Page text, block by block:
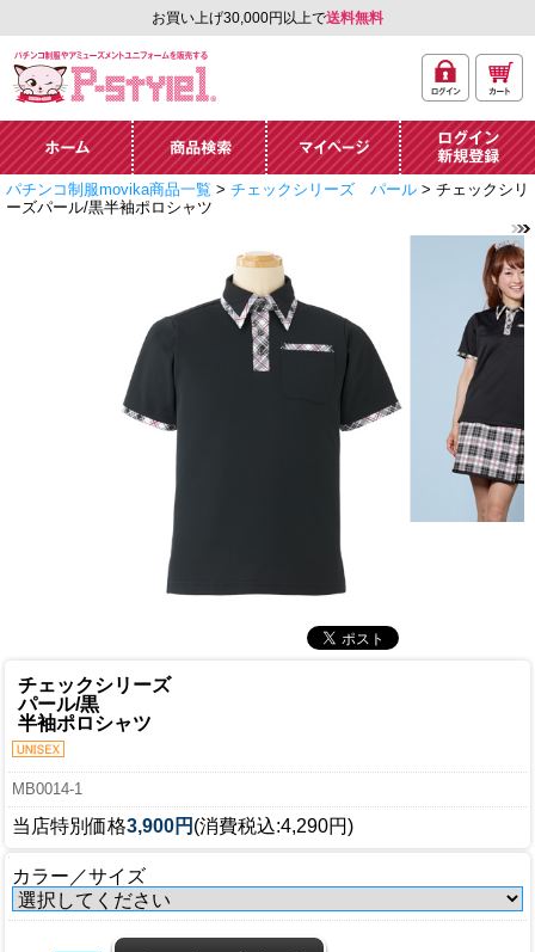
お買い上げ30,000円以上で送料無料
ーズメントユニフォー
ム通販「P-style 1」.
イン
ト
ホーム 商品検索 マイページ
ログイン・新規
パチンコ制服movika商品一覧 > チェックシリーズ パール > チェックシリ
ーズパール/黒半袖ポロシャツ
チェックシリーズ
パール/黒
半袖ポロシャツ
MB0014-1
当店特別価格3,900円 (消費税込:4,290円)
カラー／サイズ